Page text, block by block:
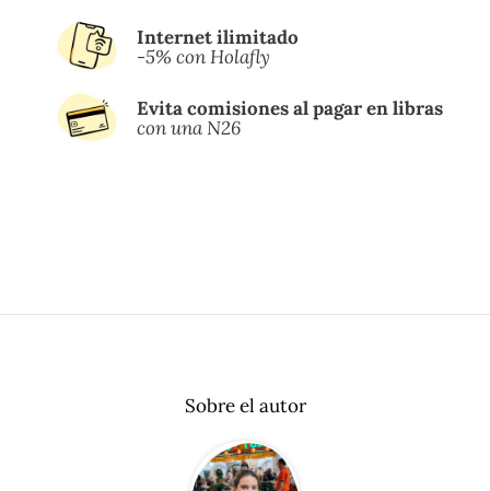
Internet ilimitado
-5% con Holafly
Evita comisiones al pagar en libras
con una N26
Sobre el autor